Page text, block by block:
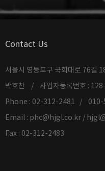
Contact Us
서울시 영등포구 국회대로 76
박호찬 / 사업자등록번호 :
Phone : 02-312-2481 / 010-
Email : phc@hjgl.co.kr /
Fax : 02-312-2483